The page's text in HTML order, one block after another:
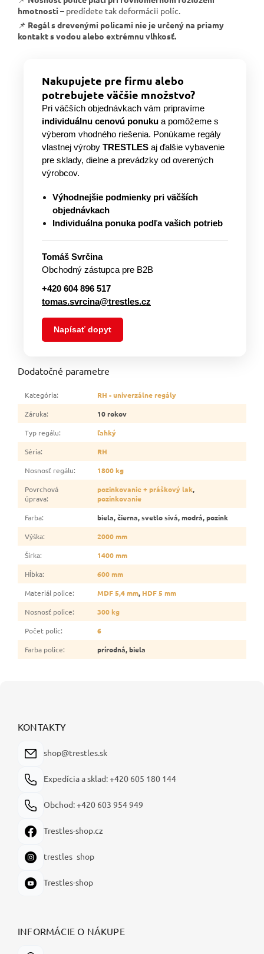
hmotnosti – predídete tak deformácii políc.
📌 Regál s drevenými policami nie je určený na priamy
kontakt s vodou alebo extrémnu vlhkosť.
Nakupujete pre firmu alebo
potrebujete väčšie množstvo?
Pri väčších objednávkach vám pripravíme
individuálnu cenovú ponuku a pomôžeme s
výberom vhodného riešenia. Ponúkame regály
vlastnej výroby TRESTLES aj ďalšie vybavenie
pre sklady, dielne a prevádzky od overených
výrobcov.
Výhodnejšie podmienky pri väčších
objednávkach
Individuálna ponuka podľa vašich potrieb
Tomáš Svrčina
Obchodný zástupca pre B2B
+420 604 896 517
tomas.svrcina@trestles.cz
Napísať dopyt
Dodatočné parametre
Kategória:
RH - univerzálne regály
Záruka:
10 rokov
Typ regálu:
ľahký
Séria:
RH
Nosnosť regálu:
1800 kg
Povrchová
úprava:
pozinkovanie + práškový lak,
pozinkovanie
Farba:
biela, čierna, svetlo sivá, modrá, pozink
Výška:
2000 mm
Šírka:
1400 mm
Hĺbka:
600 mm
Materiál police: MDF 5,4 mm, HDF 5 mm
Nosnosť police:
300 kg
Počet políc:
6
Farba police: prírodná, biela
KONTAKTY
shop@trestles.sk
Expedícia a sklad: +420 605 180 144
Obchod: +420 603 954 949
Trestles-shop.cz
trestles_shop
Trestles-shop
INFORMÁCIE O NÁKUPE